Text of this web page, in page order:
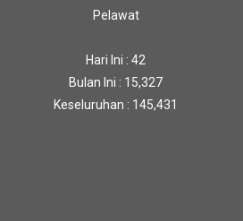
Pelawat
Hari Ini : 42
Bulan Ini : 15,327
Keseluruhan : 145,431